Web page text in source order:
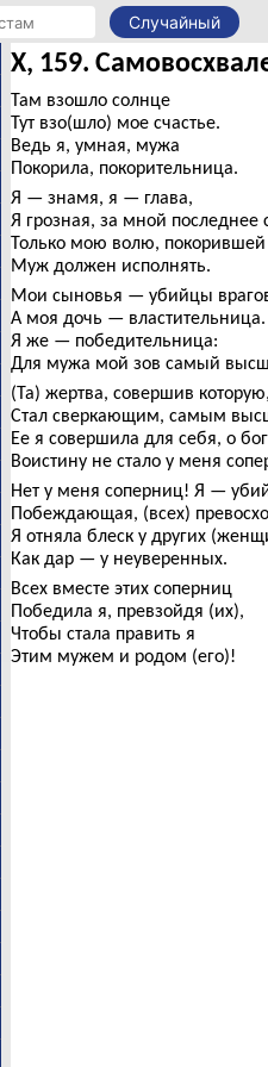
Случайный
X, 159.
Там взошло солнце
Тут взо(шло) мое счастье.
Ведь я, умная, мужа
Покорила, покорительница.
Я — знамя, я — глава,
Я грозная, за мной последнее
Только мою волю,
Муж должен исполнять.
Мои сыновья — убийцы
А моя дочь — властительница.
Я же — победительница:
Для мужа мой зов самый
(Та) жертва, совершив
Стал сверкающим, самым
Ее я совершила для себя, о
Воистину не стало у меня
Нет у меня соперниц! Я —
Побеждающая, (всех)
Я отняла блеск у других
Как дар — у неуверенных.
Всех вместе этих соперниц
Победила я, превзойдя (их),
Чтобы стала править я
Этим мужем и родом (его)!